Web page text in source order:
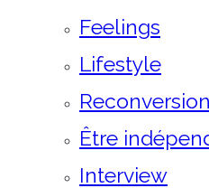
Feelings
Lifestyle
Reconversion
Être
Interview